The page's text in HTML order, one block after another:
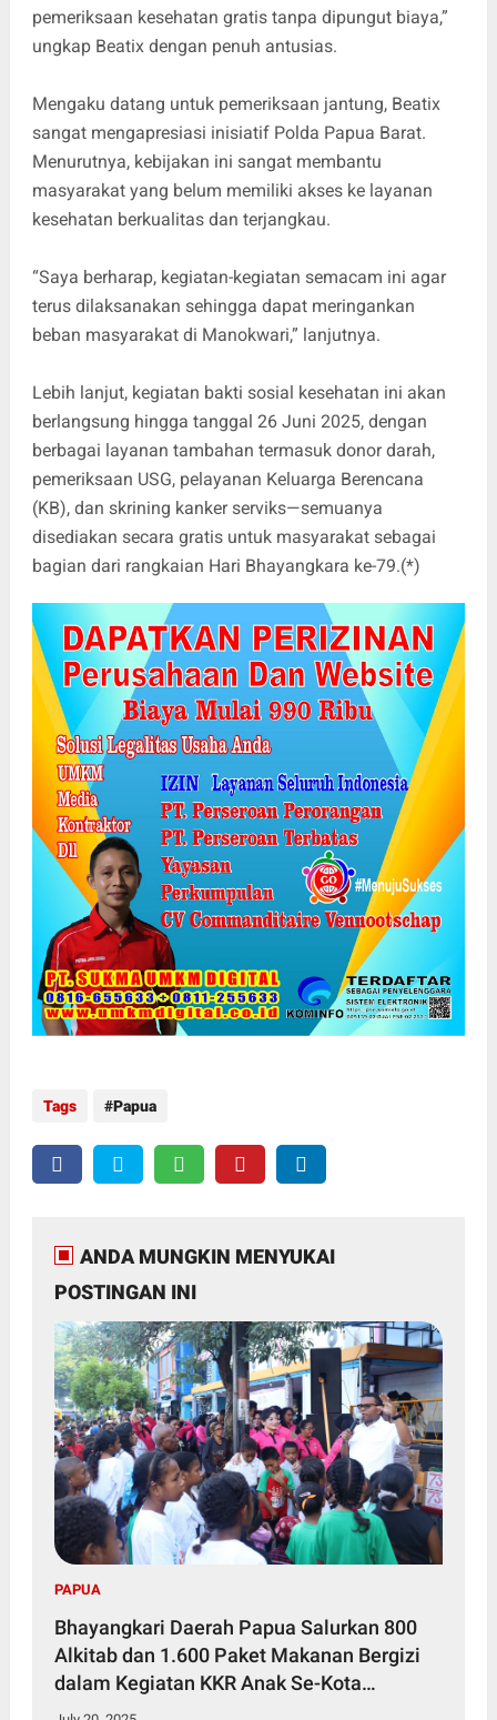
pemeriksaan kesehatan gratis tanpa dipungut biaya,”
ungkap Beatix dengan penuh antusias.
Mengaku datang untuk pemeriksaan jantung, Beatix
sangat mengapresiasi inisiatif Polda Papua Barat.
Menurutnya, kebijakan ini sangat membantu
masyarakat yang belum memiliki akses ke layanan
kesehatan berkualitas dan terjangkau.
“Saya berharap, kegiatan-kegiatan semacam ini agar
terus dilaksanakan sehingga dapat meringankan
beban masyarakat di Manokwari,” lanjutnya.
Lebih lanjut, kegiatan bakti sosial kesehatan ini akan
berlangsung hingga tanggal 26 Juni 2025, dengan
berbagai layanan tambahan termasuk donor darah,
pemeriksaan USG, pelayanan Keluarga Berencana
(KB), dan skrining kanker serviks—semuanya
disediakan secara gratis untuk masyarakat sebagai
bagian dari rangkaian Hari Bhayangkara ke‑79.(*)
Tags Papua
ANDA MUNGKIN MENYUKAI
POSTINGAN INI
PAPUA
Bhayangkari Daerah Papua Salurkan 800
Alkitab dan 1.600 Paket Makanan Bergizi
dalam Kegiatan KKR Anak Se-Kota
Jayapura